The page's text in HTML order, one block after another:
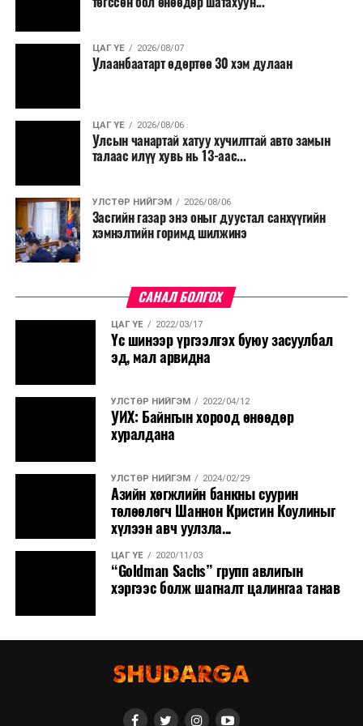
салбар бүрдээ урсгал зардлыг 20 хувиар бууруулах,
нөхөн томилгоо хийхгүй байх, аялал, амралт, зугаалга,
хамт олны урлаг, спортын арга хэмжээг зохион
байгуулахгүй байх, төрийн албанд шинэ орон тоо бий
сургалтыг цахим хэлбэрт шилжүүлэх, төрийн албан
хаагчдыг зарим өдрүүдэд цахимаар ажиллуулах арга
хэмжээг үргэлжлүүлэхийг үүрэг болголоо.
Төсвийн сахилга бат сайжирч, эдийн засгийн нөхцөл
байдал хэвийн болсон тохиолдолд эдгээр
хязгаарлалтыг үе шаттайгаар сулруулах юм.
ЦАГ ҮЕ 2026/08/07
Улаанбаатарт өдөртөө 30 хэм дулаан
ЦАГ ҮЕ 2026/08/06
Улсын чанартай хатуу хучилттай авто замын
талаас илүү хувь нь 13-аас...
УЛСТӨР НИЙГЭМ 2026/08/06
Засгийн газар энэ оныг дуустал санхүүгийн
хэмнэлтийн горимд шилжинэ
САНАЛ БОЛГОХ
ЦАГ ҮЕ 2022/03/17
Үс шинээр үргээлгэх буюу засуулбал
эд, мал арвидна
УЛСТӨР НИЙГЭМ 2022/04/12
УИХ: Байнгын хороод өнөөдөр
хуралдана
УЛСТӨР НИЙГЭМ 2024/02/29
Азийн хөгжлийн банкны суурин
төлөөлөгч Шаннон Кристин Коулиныг
хүлээн авч уулзла...
ЦАГ ҮЕ 2020/11/03
“Goldman Sachs” групп авлигын
хэргээс болж шагналт цалингаа танав